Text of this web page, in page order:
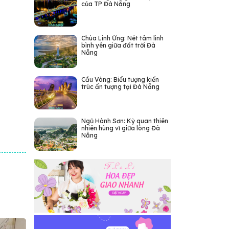
của TP Đà Nẵng
Chùa Linh Ứng: Nét tâm linh
bình yên giữa đất trời Đà
Nẵng
Cầu Vàng: Biểu tượng kiến
trúc ấn tượng tại Đà Nẵng
Ngũ Hành Sơn: Kỳ quan thiên
nhiên hùng vĩ giữa lòng Đà
Nẵng